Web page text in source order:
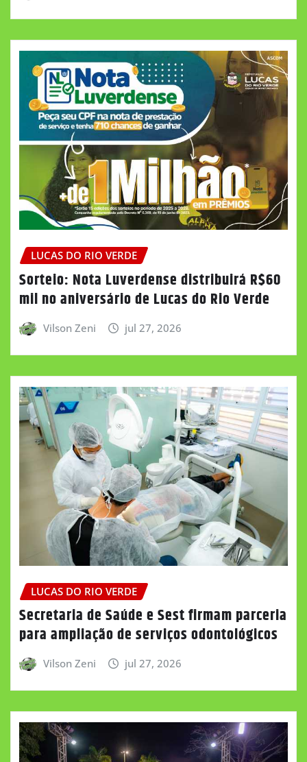
LUCAS DO RIO VERDE
Sorteio: Nota Luverdense distribuirá R$60
mil no aniversário de Lucas do Rio Verde
Vilson Zeni jul 27, 2026
LUCAS DO RIO VERDE
Secretaria de Saúde e Sest firmam parceria
para ampliação de serviços odontológicos
Vilson Zeni jul 27, 2026